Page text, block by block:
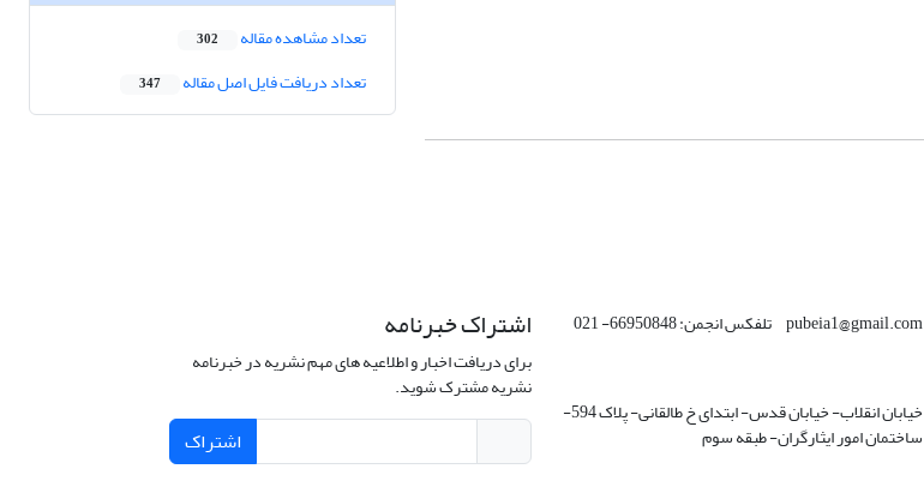
تعداد مشاهده مقاله 302
تعداد دریافت فایل اصل مقاله 347
pubeia1@gmail.com تلفکس انجمن: 66950848- 021
خیابان انقلاب- خیابان قدس- ابتدای خ طالقانی- پلاک 594-
ساختمان امور ایثارگران- طبقه سوم
اشتراک خبرنامه
برای دریافت اخبار و اطلاعیه های مهم نشریه در خبرنامه
نشریه مشترک شوید.
اشتراک